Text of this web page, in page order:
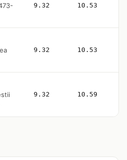
9.32 10.53
9.32 10.53
9.32 10.59